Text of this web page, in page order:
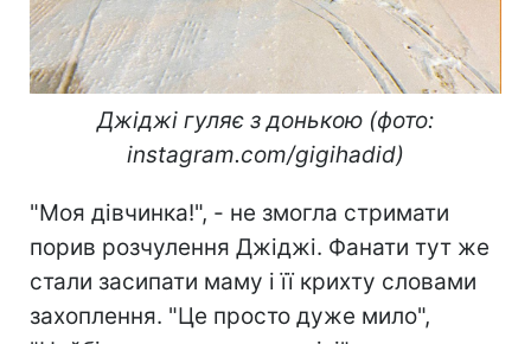
Джіджі гуляє з донькою (фото:
instagram.com/gigihadid)
"Моя дівчинка!", - не змогла стримати
порив розчулення Джіджі. Фанати тут же
стали засипати маму і її крихту словами
захоплення. "Це просто дуже мило",